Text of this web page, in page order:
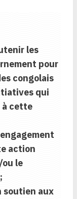
les
pour
congolais
qui
à cette
action
le
soutien aux